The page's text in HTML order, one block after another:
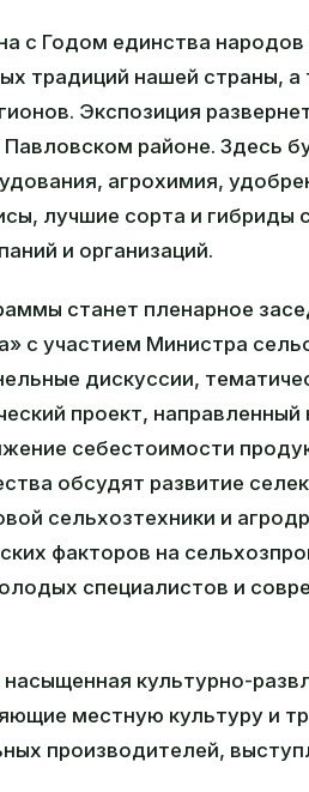
с Годом единства
традиций нашей страны,
Экспозиция
районе. Здесь
агрохимия,
лучшие сорта и гибриды
и организаций.
станет пленарное
с участием Министра
дискуссии,
проект,
себестоимости
обсудят развитие
сельхозтехники и
факторов на
специалистов и
культурно-
местную культуру и
производителей,